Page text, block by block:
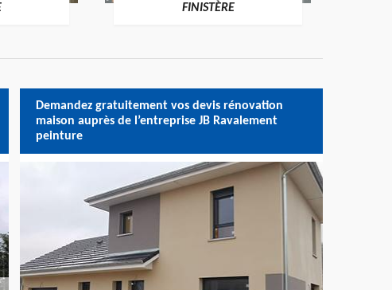
FINISTÈRE
Demandez gratuitement vos devis rénovation
maison auprès de l’entreprise JB Ravalement
peinture